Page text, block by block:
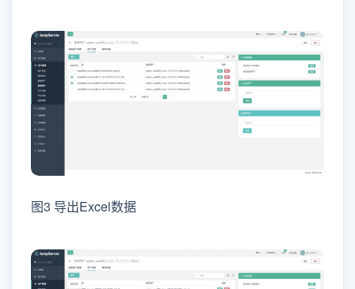
图3 导出Excel数据